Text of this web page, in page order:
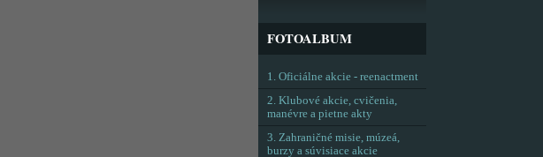
FOTOALBUM
1. Oficiálne akcie - reenactment
2. Klubové akcie, cvičenia,
manévre a pietne akty
3. Zahraničné misie, múzeá,
burzy a súvisiace akcie